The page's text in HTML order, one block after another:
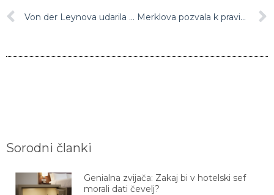
Von der Leynova udarila po mizi: ”Farmacevti so dolžni spoštovati dogovore, prejeli so milijarde vnaprej!” Merklova pozvala k pravični globalni porazdelitvi cepiva proti covidu-19
Sorodni članki
Genialna zvijača: Zakaj bi v hotelski sef
morali dati čevelj?